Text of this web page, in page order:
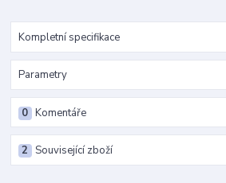
Kompletní specifikace
Parametry
Komentáře
0
Související zboží
2